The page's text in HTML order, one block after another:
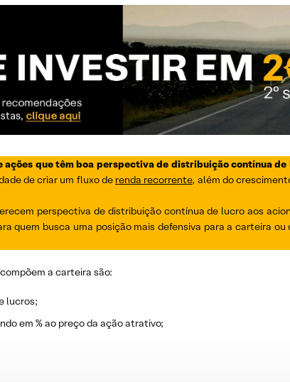
ações que têm boa perspectiva de distribuição contínua
de criar um fluxo de renda recorrente, além do
perspectiva de distribuição contínua de lucro aos
quem busca uma posição mais defensiva para a carteira
a carteira são:
lucros;
em % ao preço da ação atrativo;